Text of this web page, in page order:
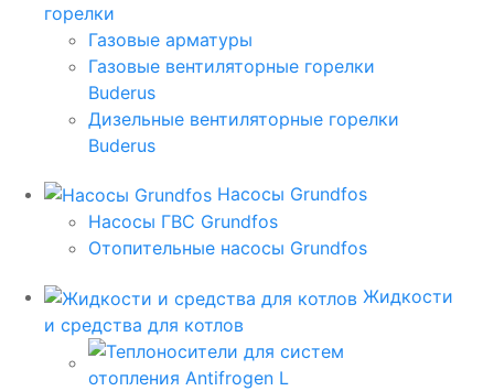
горелки
Газовые арматуры
Газовые вентиляторные горелки
Buderus
Дизельные вентиляторные горелки
Buderus
Насосы Grundfos
Насосы ГВС Grundfos
Отопительные насосы Grundfos
Жидкости
и средства для котлов